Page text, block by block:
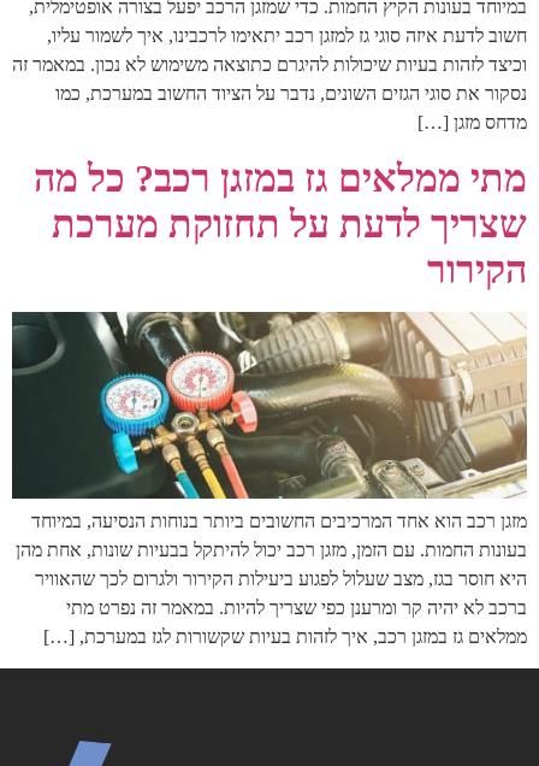
במיוחד בעונות הקיץ החמות. כדי שמזגן הרכב יפעל בצורה אופטימלית,
חשוב לדעת איזה סוגי גז למזגן רכב יתאימו לרכבינו, איך לשמור עליו,
וכיצד לזהות בעיות שיכולות להיגרם כתוצאה משימוש לא נכון. במאמר זה
נסקור את סוגי הגזים השונים, נדבר על הציוד החשוב במערכת, כמו
מדחס מזגן […]
מתי ממלאים גז במזגן רכב? כל מה
שצריך לדעת על תחזוקת מערכת
הקירור
מזגן רכב הוא אחד המרכיבים החשובים ביותר בנוחות הנסיעה, במיוחד
בעונות החמות. עם הזמן, מזגן רכב יכול להיתקל בבעיות שונות, אחת מהן
היא חוסר בגז, מצב שעלול לפגוע ביעילות הקירור ולגרום לכך שהאוויר
ברכב לא יהיה קר ומרענן כפי שצריך להיות. במאמר זה נפרט מתי
ממלאים גז במזגן רכב, איך לזהות בעיות שקשורות לגז במערכת, […]